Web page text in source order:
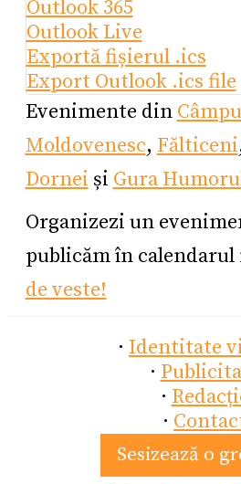
Outlook 365
Outlook Live
Exportă fișierul .ics
Export Outlook .ics file
Evenimente din
Moldovenesc, Fălticeni
Dornei și Gura
Organizezi un
publicăm în calendarul
de veste!
· Identitate
·
·
·
Sesizează o